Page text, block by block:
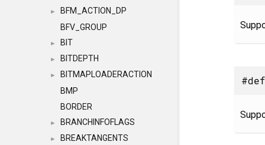
►
BFM_ACTION_DP
BFV_GROUP
► BIT
► BITDEPTH
►
BITMAPLOADERACTION
BMP
BORDER
► BRANCHINFOFLAGS
► BREAKTANGENTS